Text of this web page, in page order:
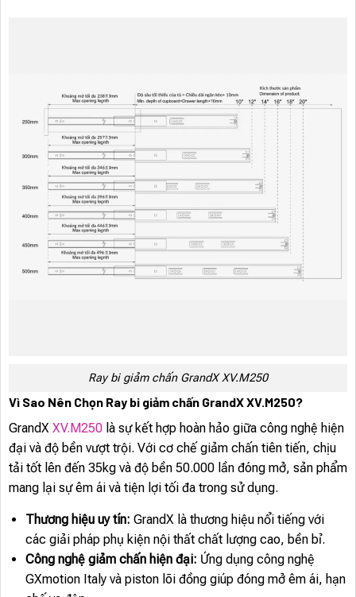
Ray bi giảm chấn GrandX XV.M250
Vì Sao Nên Chọn Ray bi giảm chấn GrandX XV.M250?
GrandX XV.M250 là sự kết hợp hoàn hảo giữa công nghệ hiện
đại và độ bền vượt trội. Với cơ chế giảm chấn tiên tiến, chịu
tải tốt lên đến 35kg và độ bền 50.000 lần đóng mở, sản phẩm
mang lại sự êm ái và tiện lợi tối đa trong sử dụng.
Thương hiệu uy tín: GrandX là thương hiệu nổi tiếng với
các giải pháp phụ kiện nội thất chất lượng cao, bền bỉ.
Công nghệ giảm chấn hiện đại: Ứng dụng công nghệ
GXmotion Italy và piston lõi đồng giúp đóng mở êm ái, hạn